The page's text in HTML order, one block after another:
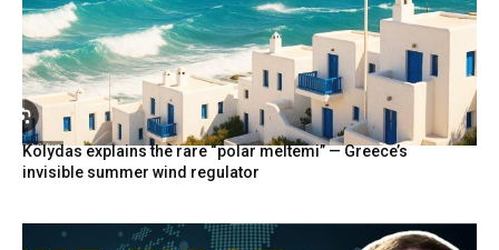
Kolydas explains the rare “polar meltemi” — Greece’s
invisible summer wind regulator